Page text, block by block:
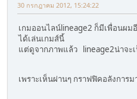
30 กรกฎาคม 2012, 15:24:22
เกมออนไลน์lineage2 ก็มีเพื่อนผ
ได้เล่นเกมส์นี้
แต่ดูจากภาพแล้ว lineage2น่าจะ
เพราะเห็นผ่านๆ กราฟฟิคอลังการม